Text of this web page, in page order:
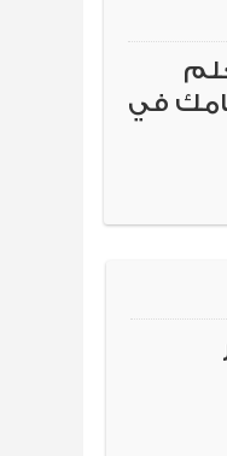
في